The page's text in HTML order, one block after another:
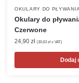
OKULARY DO PŁYWANIA
Okulary do
Czerwone
24,90 zł (30,63 zł z VAT)
Dodaj